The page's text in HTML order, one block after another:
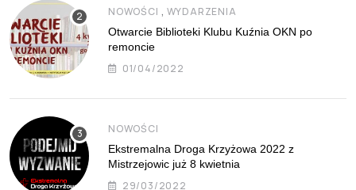
NOWOŚCI , WYDARZENIA
Otwarcie Biblioteki Klubu Kuźnia OKN po
remoncie
01/04/2022
NOWOŚCI
Ekstremalna Droga Krzyżowa 2022 z
Mistrzejowic już 8 kwietnia
29/03/2022